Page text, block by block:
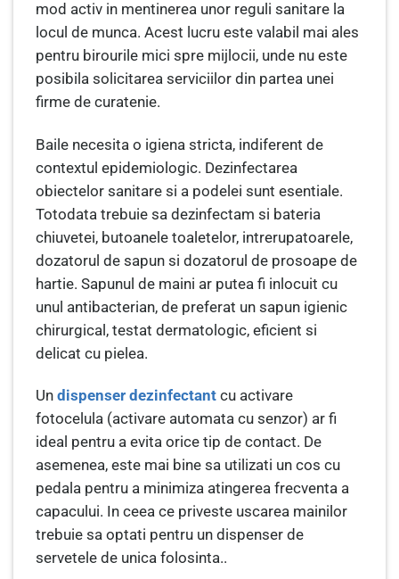
mod activ in mentinerea unor reguli sanitare la
locul de munca. Acest lucru este valabil mai ales
pentru birourile mici spre mijlocii, unde nu este
posibila solicitarea serviciilor din partea unei
firme de curatenie.
Baile necesita o igiena stricta, indiferent de
contextul epidemiologic. Dezinfectarea
obiectelor sanitare si a podelei sunt esentiale.
Totodata trebuie sa dezinfectam si bateria
chiuvetei, butoanele toaletelor, intrerupatoarele,
dozatorul de sapun si dozatorul de prosoape de
hartie. Sapunul de maini ar putea fi inlocuit cu
unul antibacterian, de preferat un sapun igienic
chirurgical, testat dermatologic, eficient si
delicat cu pielea.
Un dispenser dezinfectant cu activare
fotocelula (activare automata cu senzor) ar fi
ideal pentru a evita orice tip de contact. De
asemenea, este mai bine sa utilizati un cos cu
pedala pentru a minimiza atingerea frecventa a
capacului. In ceea ce priveste uscarea mainilor
trebuie sa optati pentru un dispenser de
servetele de unica folosinta..